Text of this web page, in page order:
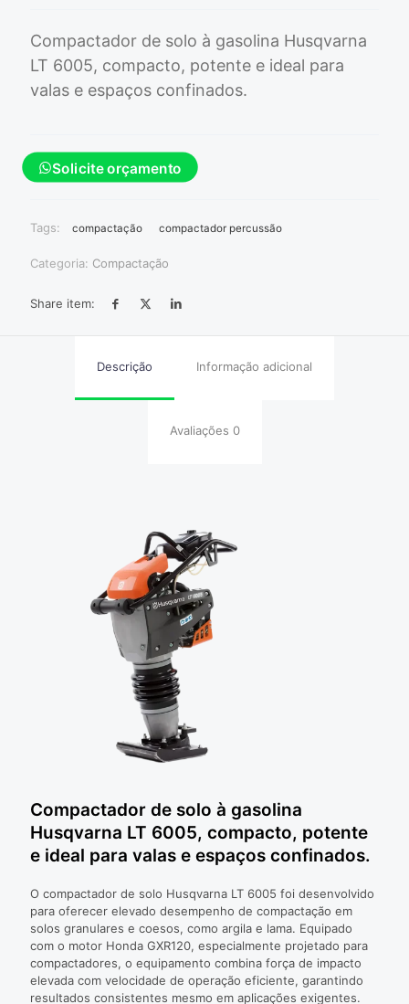
Compactador de solo à gasolina Husqvarna
LT 6005, compacto, potente e ideal para
valas e espaços confinados.
Solicite orçamento
Tags: compactação compactador percussão
Categoria: Compactação
Share item:
Descrição Informação adicional
Avaliações 0
Compactador de solo à gasolina
Husqvarna LT 6005, compacto, potente
e ideal para valas e espaços confinados.
O compactador de solo Husqvarna LT 6005 foi desenvolvido
para oferecer elevado desempenho de compactação em
solos granulares e coesos, como argila e lama. Equipado
com o motor Honda GXR120, especialmente projetado para
compactadores, o equipamento combina força de impacto
elevada com velocidade de operação eficiente, garantindo
resultados consistentes mesmo em aplicações exigentes.